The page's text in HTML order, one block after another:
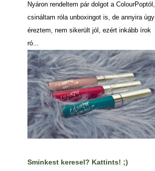
Nyáron rendeltem pár dolgot a ColourPoptól,
csináltam róla unboxingot is, de annyira úgy
éreztem, nem sikerült jól, ezért inkább írok
ró...
Sminkest keresel? Kattints! ;)